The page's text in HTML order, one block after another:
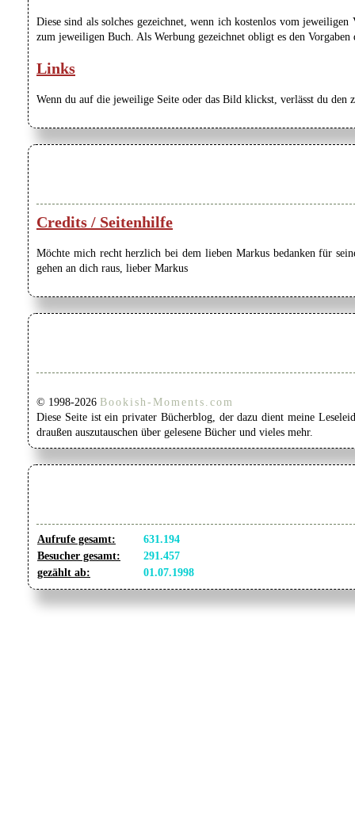
Diese sind als solches gezeichnet, wenn ich kostenlos vom
zum jeweiligen Buch. Als Werbung gezeichnet obligt es den
Links
Wenn du auf die jeweilige Seite oder das Bild klickst, verlässt du den
Credits / Seitenhilfe
Möchte mich recht herzlich bei dem lieben Markus bedanken für
gehen an dich raus, lieber Markus
© 1998-2026 Bookish-Moments.com
Diese Seite ist ein privater Bücherblog, der dazu dient meine
draußen auszutauschen über gelesene Bücher und vieles mehr.
Aufrufe gesamt:
631.194
Besucher gesamt:
291.457
gezählt ab:
01.07.1998